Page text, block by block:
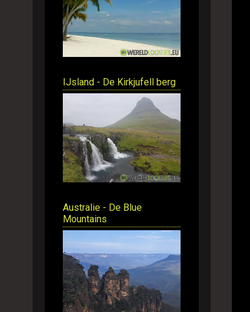
IJsland - De Kirkjufell berg
Australie - De Blue
Mountains